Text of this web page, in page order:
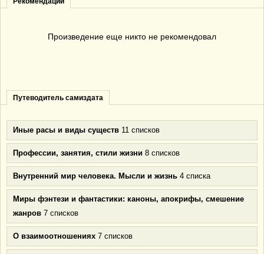
Произведение еще никто не рекомендовал
Путеводитель самиздата
Иные расы и виды существ 11 списков
Профессии, занятия, стили жизни 8 списков
Внутренний мир человека. Мысли и жизнь 4 списка
Миры фэнтези и фантастики: каноны, апокрифы, смешение
жанров 7 списков
О взаимоотношениях 7 списков